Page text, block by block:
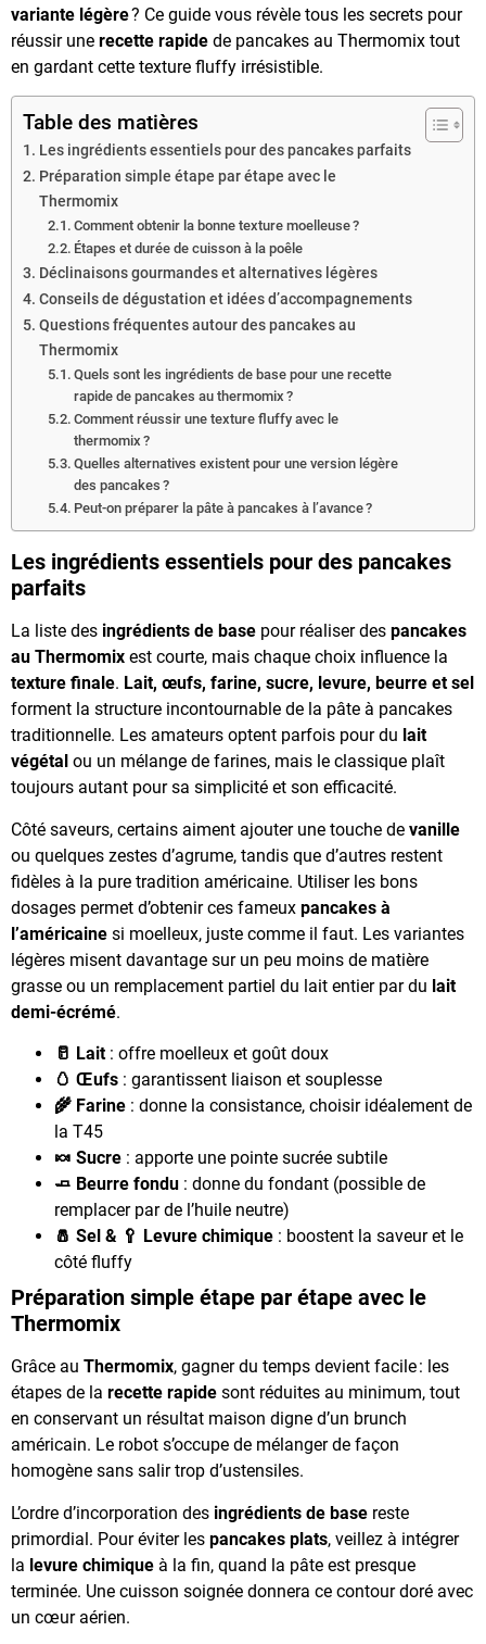
variante légère? Ce guide vous révèle tous les secrets pour
réussir une recette rapide de pancakes au Thermomix tout
en gardant cette texture fluffy irrésistible.
Table des matières
Les ingrédients essentiels pour des pancakes parfaits
Préparation simple étape par étape avec le
Thermomix
Comment obtenir la bonne texture moelleuse ?
Étapes et durée de cuisson à la poêle
Déclinaisons gourmandes et alternatives légères
Conseils de dégustation et idées d’accompagnements
Questions fréquentes autour des pancakes au
Thermomix
Quels sont les ingrédients de base pour une recette
rapide de pancakes au thermomix ?
Comment réussir une texture fluffy avec le
thermomix ?
Quelles alternatives existent pour une version légère
des pancakes ?
Peut-on préparer la pâte à pancakes à l’avance ?
Les ingrédients essentiels pour des pancakes
parfaits
La liste des ingrédients de base pour réaliser des pancakes
au Thermomix est courte, mais chaque choix influence la
texture finale. Lait, œufs, farine, sucre, levure, beurre et sel
forment la structure incontournable de la pâte à pancakes
traditionnelle. Les amateurs optent parfois pour du lait
végétal ou un mélange de farines, mais le classique plaît
toujours autant pour sa simplicité et son efficacité.
Côté saveurs, certains aiment ajouter une touche de vanille
ou quelques zestes d’agrume, tandis que d’autres restent
fidèles à la pure tradition américaine. Utiliser les bons
dosages permet d’obtenir ces fameux pancakes à
l’américaine si moelleux, juste comme il faut. Les variantes
légères misent davantage sur un peu moins de matière
grasse ou un remplacement partiel du lait entier par du lait
demi-écrémé.
🥛 Lait: offre moelleux et goût doux
🥚 Œufs : garantissent liaison et souplesse
🌾 Farine : donne la consistance, choisir idéalement de
la T45
🍬 Sucre : apporte une pointe sucrée subtile
🧈 Beurre fondu : donne du fondant (possible de
remplacer par de l’huile neutre)
🧂 Sel & 🥄 Levure chimique : boostent la saveur et le
côté fluffy
Préparation simple étape par étape avec le
Thermomix
Grâce au Thermomix, gagner du temps devient facile : les
étapes de la recette rapide sont réduites au minimum, tout
en conservant un résultat maison digne d’un brunch
américain. Le robot s’occupe de mélanger de façon
homogène sans salir trop d’ustensiles.
L’ordre d’incorporation des ingrédients de base reste
primordial. Pour éviter les pancakes plats, veillez à intégrer
la levure chimique à la fin, quand la pâte est presque
terminée. Une cuisson soignée donnera ce contour doré avec
un cœur aérien.